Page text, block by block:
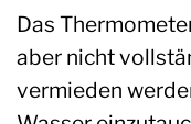
Das
aber nicht
vermieden